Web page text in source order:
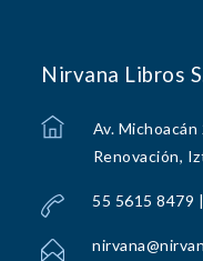
Nirvana Libros
Av.
Renovación,
55 5615 8479